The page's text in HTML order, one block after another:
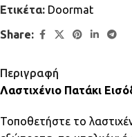
Ετικέτα: Doormat
Share:
Περιγραφή
Λαστιχένιο Πατάκι
Τοποθετήστε το